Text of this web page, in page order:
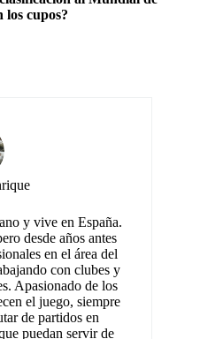
los cupos?
y vive en España.
desde años antes
en el área del
con clubes y
Apasionado de los
el juego, siempre
de partidos en
puedan servir de